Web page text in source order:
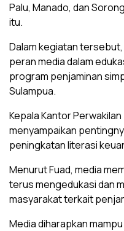
Palu, Manado, dan
itu.
Dalam kegiatan
peran media dalam
program penjaminan
Sulampua.
Kepala Kantor Perwakilan
menyampaikan
peningkatan literasi
Menurut Fuad, media
terus mengedukasi dan
masyarakat terkait
Media diharapkan